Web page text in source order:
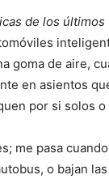
de los últimos
goma de aire,
en asientos
por si solos o
me pasa
o bajan